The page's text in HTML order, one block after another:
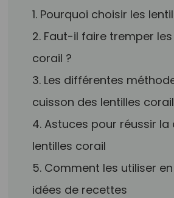
1. Pourquoi choisir les
2. Faut-il faire tremper
corail ?
3. Les différentes
cuisson des lentilles corail
4. Astuces pour réussir la
lentilles corail
5. Comment les utiliser
idées de recettes